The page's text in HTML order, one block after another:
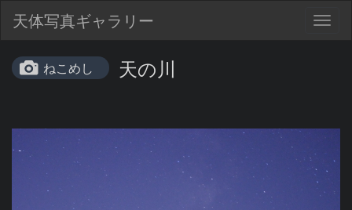
天体写真ギャラリー
ねこめし 天の川